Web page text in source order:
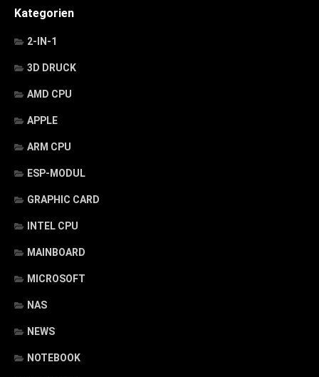
Kategorien
2-IN-1
3D DRUCK
AMD CPU
APPLE
ARM CPU
ESP-MODUL
GRAPHIC CARD
INTEL CPU
MAINBOARD
MICROSOFT
NAS
NEWS
NOTEBOOK